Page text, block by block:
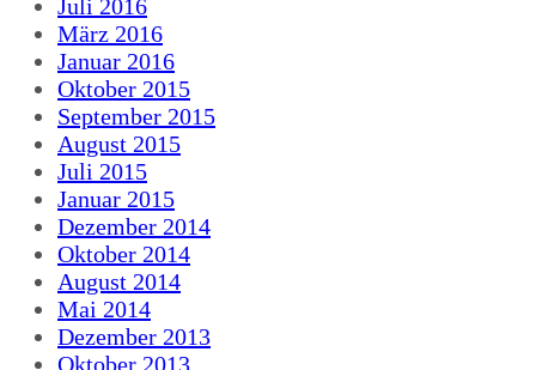
Juli 2016
März 2016
Januar 2016
Oktober 2015
September 2015
August 2015
Juli 2015
Januar 2015
Dezember 2014
Oktober 2014
August 2014
Mai 2014
Dezember 2013
Oktober 2013